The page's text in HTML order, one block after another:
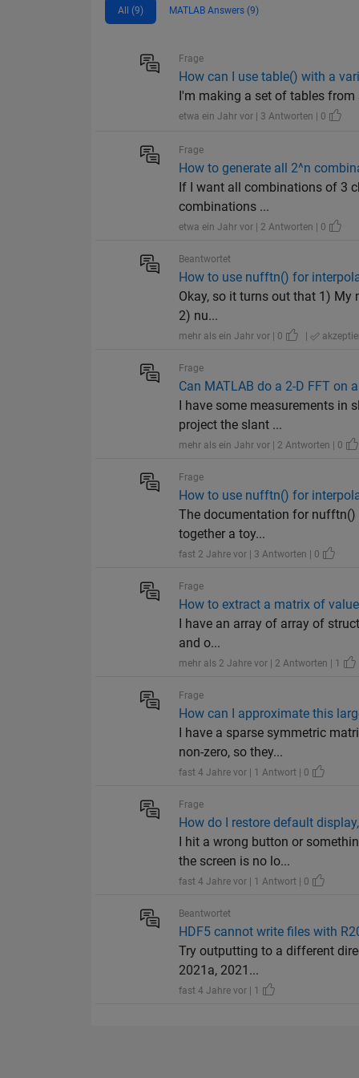
All (9) MATLAB Answers (9)
Frage
How can I use table() with a
I'm making a set of tables from
etwa ein Jahr vor | 3 Antworten | 0
Frage
How to generate all 2^n
If I want all combinations of 3
combinations ...
etwa ein Jahr vor | 2 Antworten | 0
Beantwortet
How to use nufftn() for
Okay, so it turns out that 1)
2) nu...
mehr als ein Jahr vor | 0 |
Frage
Can MATLAB do a 2-D FFT
I have some measurements
project the slant ...
mehr als ein Jahr vor | 2 Antworten | 0
Frage
How to use nufftn() for
The documentation for nufftn()
together a toy...
fast 2 Jahre vor | 3 Antworten | 0
Frage
How to extract a matrix of
I have an array of array of
and o...
mehr als 2 Jahre vor | 2 Antworten | 1
Frage
How can I approximate this
I have a sparse symmetric
non-zero, so they...
fast 4 Jahre vor | 1 Antwort | 0
Frage
How do I restore default
I hit a wrong button or
the screen is no lo...
fast 4 Jahre vor | 1 Antwort | 0
Beantwortet
HDF5 cannot write files with
Try outputting to a different
2021a, 2021...
fast 4 Jahre vor | 1